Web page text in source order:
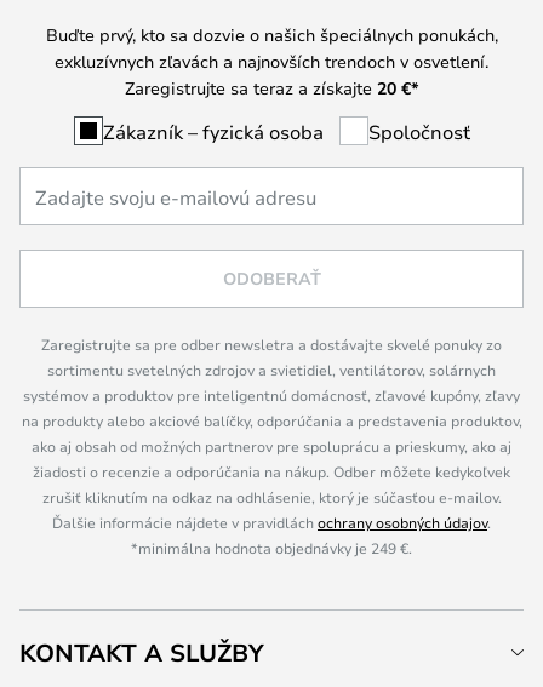
Buďte prvý, kto sa dozvie o našich špeciálnych ponukách,
exkluzívnych zľavách a najnovších trendoch v osvetlení.
Zaregistrujte sa teraz a získajte 20 €*
Zákazník – fyzická osoba Spoločnosť
ODOBERAŤ
Zaregistrujte sa pre odber newsletra a dostávajte skvelé ponuky zo
sortimentu svetelných zdrojov a svietidiel, ventilátorov, solárnych
systémov a produktov pre inteligentnú domácnosť, zľavové kupóny, zľavy
na produkty alebo akciové balíčky, odporúčania a predstavenia produktov,
ako aj obsah od možných partnerov pre spoluprácu a prieskumy, ako aj
žiadosti o recenzie a odporúčania na nákup. Odber môžete kedykoľvek
zrušiť kliknutím na odkaz na odhlásenie, ktorý je súčasťou e-mailov.
Ďalšie informácie nájdete v pravidláchochrany osobných údajov.
*minimálna hodnota objednávky je 249 €.
KONTAKT A SLUŽBY